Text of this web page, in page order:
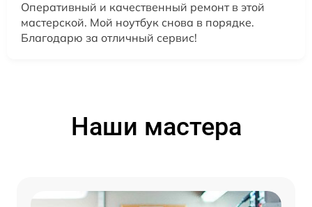
Оперативный и качественный ремонт в этой
мастерской. Мой ноутбук снова в порядке.
Благодарю за отличный сервис!
Наши мастера